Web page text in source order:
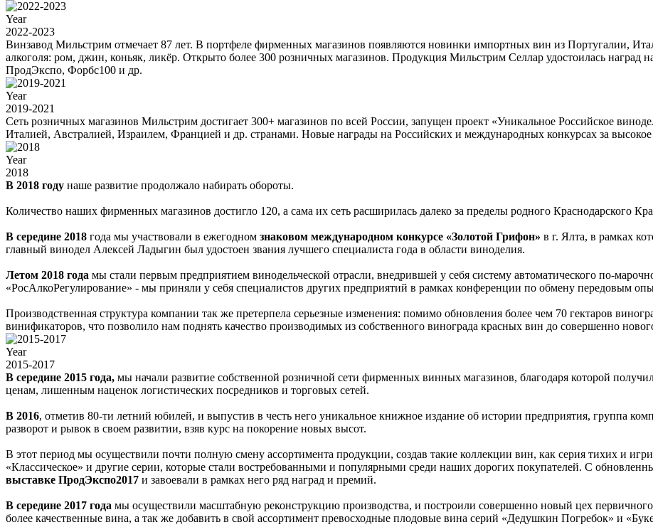
Year
2022-2023
Винзавод Мильстрим отмечает 87 лет. В портфеле фирменных магазинов появляются новинки импортных вин из Португалии,
алкоголя: ром, джин, коньяк, ликёр. Открыто более 300 розничных магазинов. Продукция Мильстрим Селлар удостоилась наград
ПродЭкспо, Форбс100 и др.
Year
2019-2021
Сеть розничных магазинов Мильстрим достигает 300+ магазинов по всей России, запущен проект «Уникальное Российское
Италией, Австралией, Израилем, Францией и др. странами. Новые награды на Российских и международных конкурсах за высокое
Year
2018
В 2018 году наше развитие продолжало набирать обороты.
Количество наших фирменных магазинов достигло 120, а сама их сеть расширилась далеко за пределы родного Краснодарского
В середине 2018 года мы участвовали в ежегодном знаковом международном конкурсе «Золотой Грифон» в г. Ялта, в рамках
главный винодел Алексей Ладыгин был удостоен звания лучшего специалиста года в области виноделия.
Летом 2018 года мы стали первым предприятием винодельческой отрасли, внедрившей у себя систему автоматического по-
«РосАлкоРегулирование» - мы приняли у себя специалистов других предприятий в рамках конференции по обмену передовым
Производственная структура компании так же претерпела серьезные изменения: помимо обновления более чем 70 гектаров
винификаторов, что позволило нам поднять качество производимых из собственного винограда красных вин до совершенно
Year
2015-2017
В середине 2015 года, мы начали развитие собственной розничной сети фирменных винных магазинов, благодаря которой
ценам, лишенным наценок логистических посредников и торговых сетей.
В 2016, отметив 80-ти летний юбилей, и выпустив в честь него уникальное книжное издание об истории предприятия, группа
разворот и рывок в своем развитии, взяв курс на покорение новых высот.
В этот период мы осуществили почти полную смену ассортимента продукции, создав такие коллекции вин, как серия тихих и
«Классическое» и другие серии, которые стали востребованными и популярными среди наших дорогих покупателей. С
выставке ПродЭкспо2017 и завоевали в рамках него ряд наград и премий.
В середине 2017 года мы осуществили масштабную реконструкцию производства, и построили совершенно новый цех
более качественные вина, а так же добавить в свой ассортимент превосходные плодовые вина серий «Дедушкин Погребок» и